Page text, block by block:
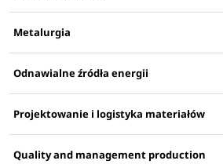
Metalurgia
Odnawialne źródła energii
Projektowanie i logistyka materiałów
Quality and management production